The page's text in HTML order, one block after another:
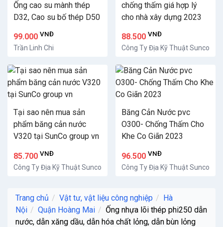
Ống cao su mành thép
D32, Cao su bố thép D50
99.000 VNĐ
Trần Linh Chi
chống thấm giá hợp lý
cho nhà xây dựng 2023
88.500 VNĐ
Công Ty Địa Kỹ Thuật Sunco
Tại sao nên mua sản
phẩm băng cản nước
V320 tại SunCo group vn
85.700 VNĐ
Công Ty Địa Kỹ Thuật Sunco
Băng Cản Nước pvc
O300- Chống Thấm Cho
Khe Co Giãn 2023
96.500 VNĐ
Công Ty Địa Kỹ Thuật Sunco
Trang chủ Vật tư, vật liệu công nghiệp
Hà
Nội
Quận Hoàng Mai
Ống nhựa lõi thép phi250 dẫn
nước, dẫn xăng dầu, dẫn hóa chất lỏng, dẫn bùn lỏng